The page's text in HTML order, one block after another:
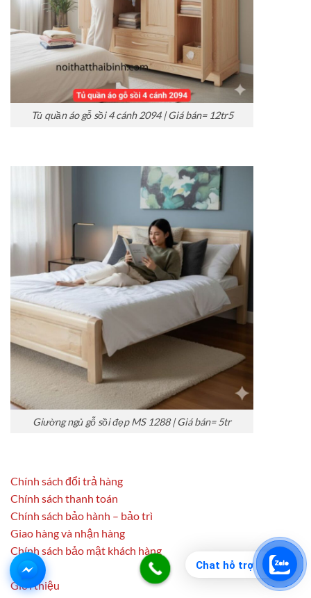
Chat hỗ trợ
Tủ quần áo gỗ sồi 4 cánh 2094 | Giá bán= 12tr5
Giường ngủ gỗ sồi đẹp MS 1288 | Giá bán= 5tr
Chính sách đổi trả hàng
Chính sách thanh toán
Chính sách bảo hành – bảo trì
Giao hàng và nhận hàng
Chính sách bảo mật khách hàng
Liên hệ
Giới thiệu